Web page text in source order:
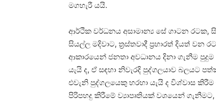
මගහැරී යයි.
ආර්ථික වර්ධනය අසාමාන්‍ය සේ ගාටන
සියල්ල මදිවාට, ත්‍රස්තවාදී ප්‍රහාරත් දියත්
ආකාරයෙන් ජනතා අවධානය දිනා ගැනීම
යැයි ද, ඒ සඳහා නිවැරදි පුද්ගලයාව බලයට
එවැනි පුද්ගලයෙකු හරහා යැයි ද විශ්වාස
පිරිපහදු කිරීමේ ව්‍යාපෘතියක් වශයෙන්